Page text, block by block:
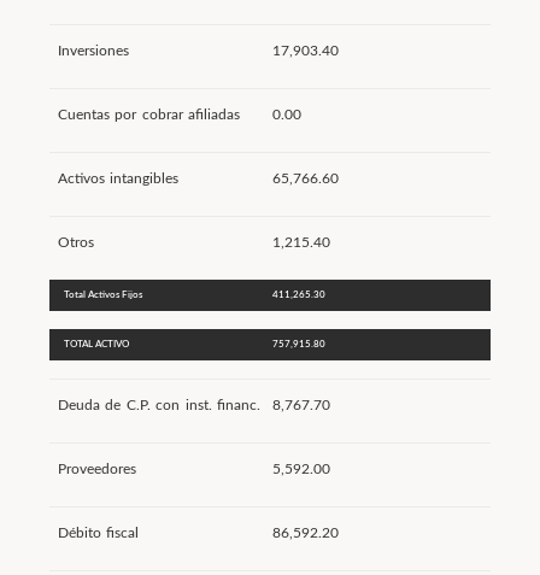
Inversiones 17,903.40
Cuentas por cobrar afiliadas 0.00
Activos intangibles 65,766.60
Otros 1,215.40
Total Activos Fijos 411,265.30
TOTAL ACTIVO 757,915.80
Deuda de C.P. con inst. financ. 8,767.70
Proveedores 5,592.00
Débito fiscal 86,592.20